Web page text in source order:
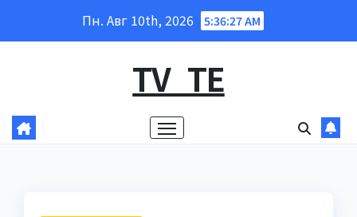
Пн. Авг 10th, 2026 5:36:28 AM
TV_TE